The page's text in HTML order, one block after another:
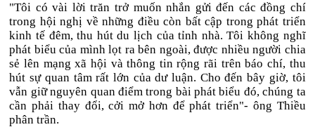
"Tôi có vài lời trăn trở muốn nhắn gửi đến các đồng chí
trong hội nghị về những điều còn bất cập trong phát triển
kinh tế đêm, thu hút du lịch của tỉnh nhà. Tôi không nghĩ
phát biểu của mình lọt ra bên ngoài, được nhiều người chia
sẻ lên mạng xã hội và thông tin rộng rãi trên báo chí, thu
hút sự quan tâm rất lớn của dư luận. Cho đến bây giờ, tôi
vẫn giữ nguyên quan điểm trong bài phát biểu đó, chúng ta
cần phải thay đổi, cởi mở hơn để phát triển"- ông Thiều
phân trần.